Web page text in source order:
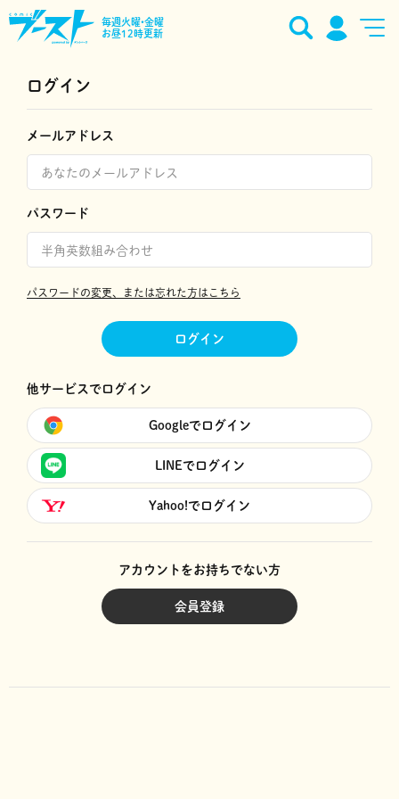
毎週火曜•金曜
お昼12時更新
ログイン
メールアドレス
パスワード
パスワードの変更、または忘れた方はこちら
ログイン
他サービスでログイン
Googleでログイン
LINEでログイン
Yahoo!でログイン
アカウントをお持ちでない方
会員登録